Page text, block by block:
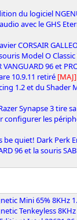
du logiciel
avec le GHS
CORSAIR
Model O
96 et
10.9.11 retiré [MAJ]
1.2 et du Shader
Synapse 3 tire
configurer les
be quiet! Dark Perk
96 et la souris
Mini 65% 8KHz
Tenkeyless 8KHz